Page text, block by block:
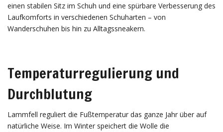
einen stabilen Sitz im Schuh und eine spürbare Verbesserung des
Laufkomforts in verschiedenen Schuharten – von
Wanderschuhen bis hin zu Alltagssneakern.
Temperaturregulierung und
Durchblutung
Lammfell reguliert die Fußtemperatur das ganze Jahr über auf
natürliche Weise. Im Winter speichert die Wolle die